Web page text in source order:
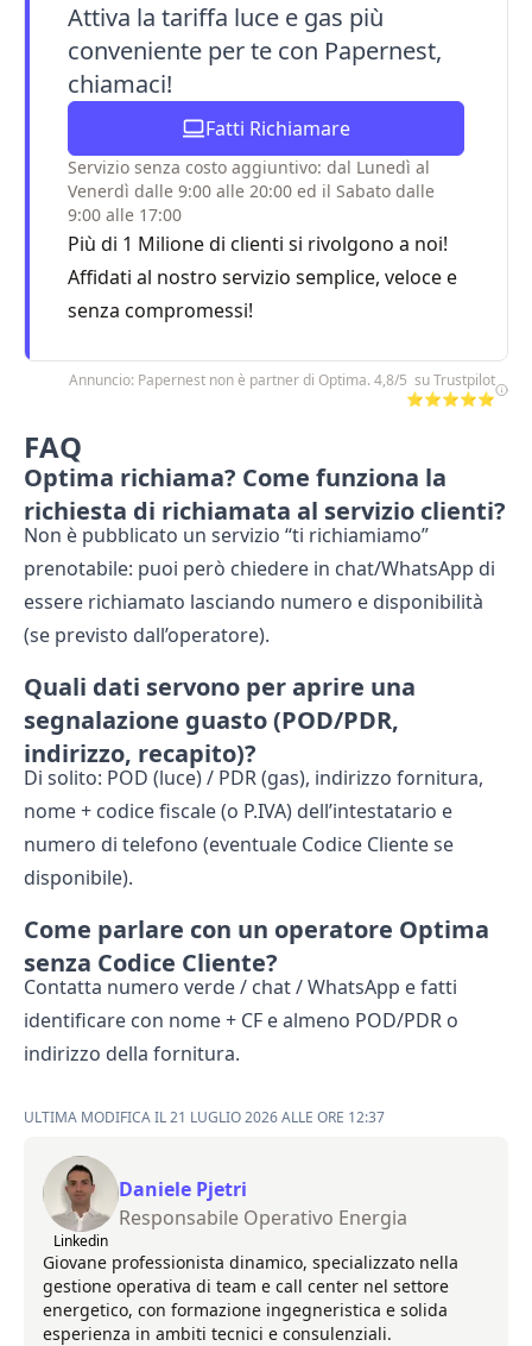
Attiva la tariffa luce e gas più
conveniente per te con Papernest,
chiamaci!
Fatti Richiamare
Servizio senza costo aggiuntivo: dal Lunedì al
Venerdì dalle 9:00 alle 20:00 ed il Sabato dalle
9:00 alle 17:00
Più di 1 Milione di clienti si rivolgono a noi!
Affidati al nostro servizio semplice, veloce e
senza compromessi!
Annuncio: Papernest non è partner di Optima. 4,8/5 su Trustpilot
⭐⭐⭐⭐⭐
FAQ
Optima richiama? Come funziona la
richiesta di richiamata al servizio clienti?
Non è pubblicato un servizio “ti richiamiamo”
prenotabile: puoi però chiedere in chat/WhatsApp di
essere richiamato lasciando numero e disponibilità
(se previsto dall’operatore).
Quali dati servono per aprire una
segnalazione guasto (POD/PDR,
indirizzo, recapito)?
Di solito: POD (luce) / PDR (gas), indirizzo fornitura,
nome + codice fiscale (o P.IVA) dell’intestatario e
numero di telefono (eventuale Codice Cliente se
disponibile).
Come parlare con un operatore Optima
senza Codice Cliente?
Contatta numero verde / chat / WhatsApp e fatti
identificare con nome + CF e almeno POD/PDR o
indirizzo della fornitura.
ULTIMA MODIFICA IL 21 LUGLIO 2026 ALLE ORE 12:37
Linkedin
Daniele Pjetri
Responsabile Operativo Energia
Giovane professionista dinamico, specializzato nella
gestione operativa di team e call center nel settore
energetico, con formazione ingegneristica e solida
esperienza in ambiti tecnici e consulenziali.